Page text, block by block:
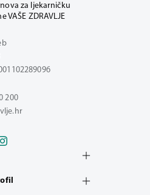
za ljekarničku
ZDRAVLJE
200